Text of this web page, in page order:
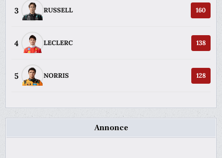
3 RUSSELL 160
4 LECLERC 138
5 NORRIS 128
Annonce